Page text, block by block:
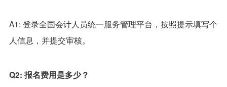
A1: 登录全国会计人员统一服务管理平台，按照提示填写个
人信息，并提交审核。
Q2: 报名费用是多少？